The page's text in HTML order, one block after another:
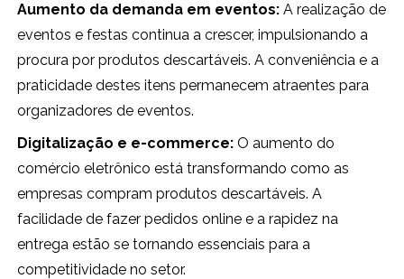
Aumento da demanda em eventos: A realização de
eventos e festas continua a crescer, impulsionando a
procura por produtos descartáveis. A conveniência e a
praticidade destes itens permanecem atraentes para
organizadores de eventos.
Digitalização e e-commerce: O aumento do
comércio eletrônico está transformando como as
empresas compram produtos descartáveis. A
facilidade de fazer pedidos online e a rapidez na
entrega estão se tornando essenciais para a
competitividade no setor.